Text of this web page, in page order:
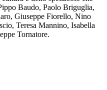
Baudo, Paolo Briguglia,
Giuseppe Fiorello, Nino
Teresa Mannino, Isabella
Tornatore.